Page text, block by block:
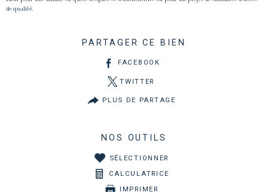
de qualité.
PARTAGER CE BIEN
FACEBOOK
TWITTER
PLUS DE PARTAGE
NOS OUTILS
SÉLECTIONNER
CALCULATRICE
IMPRIMER